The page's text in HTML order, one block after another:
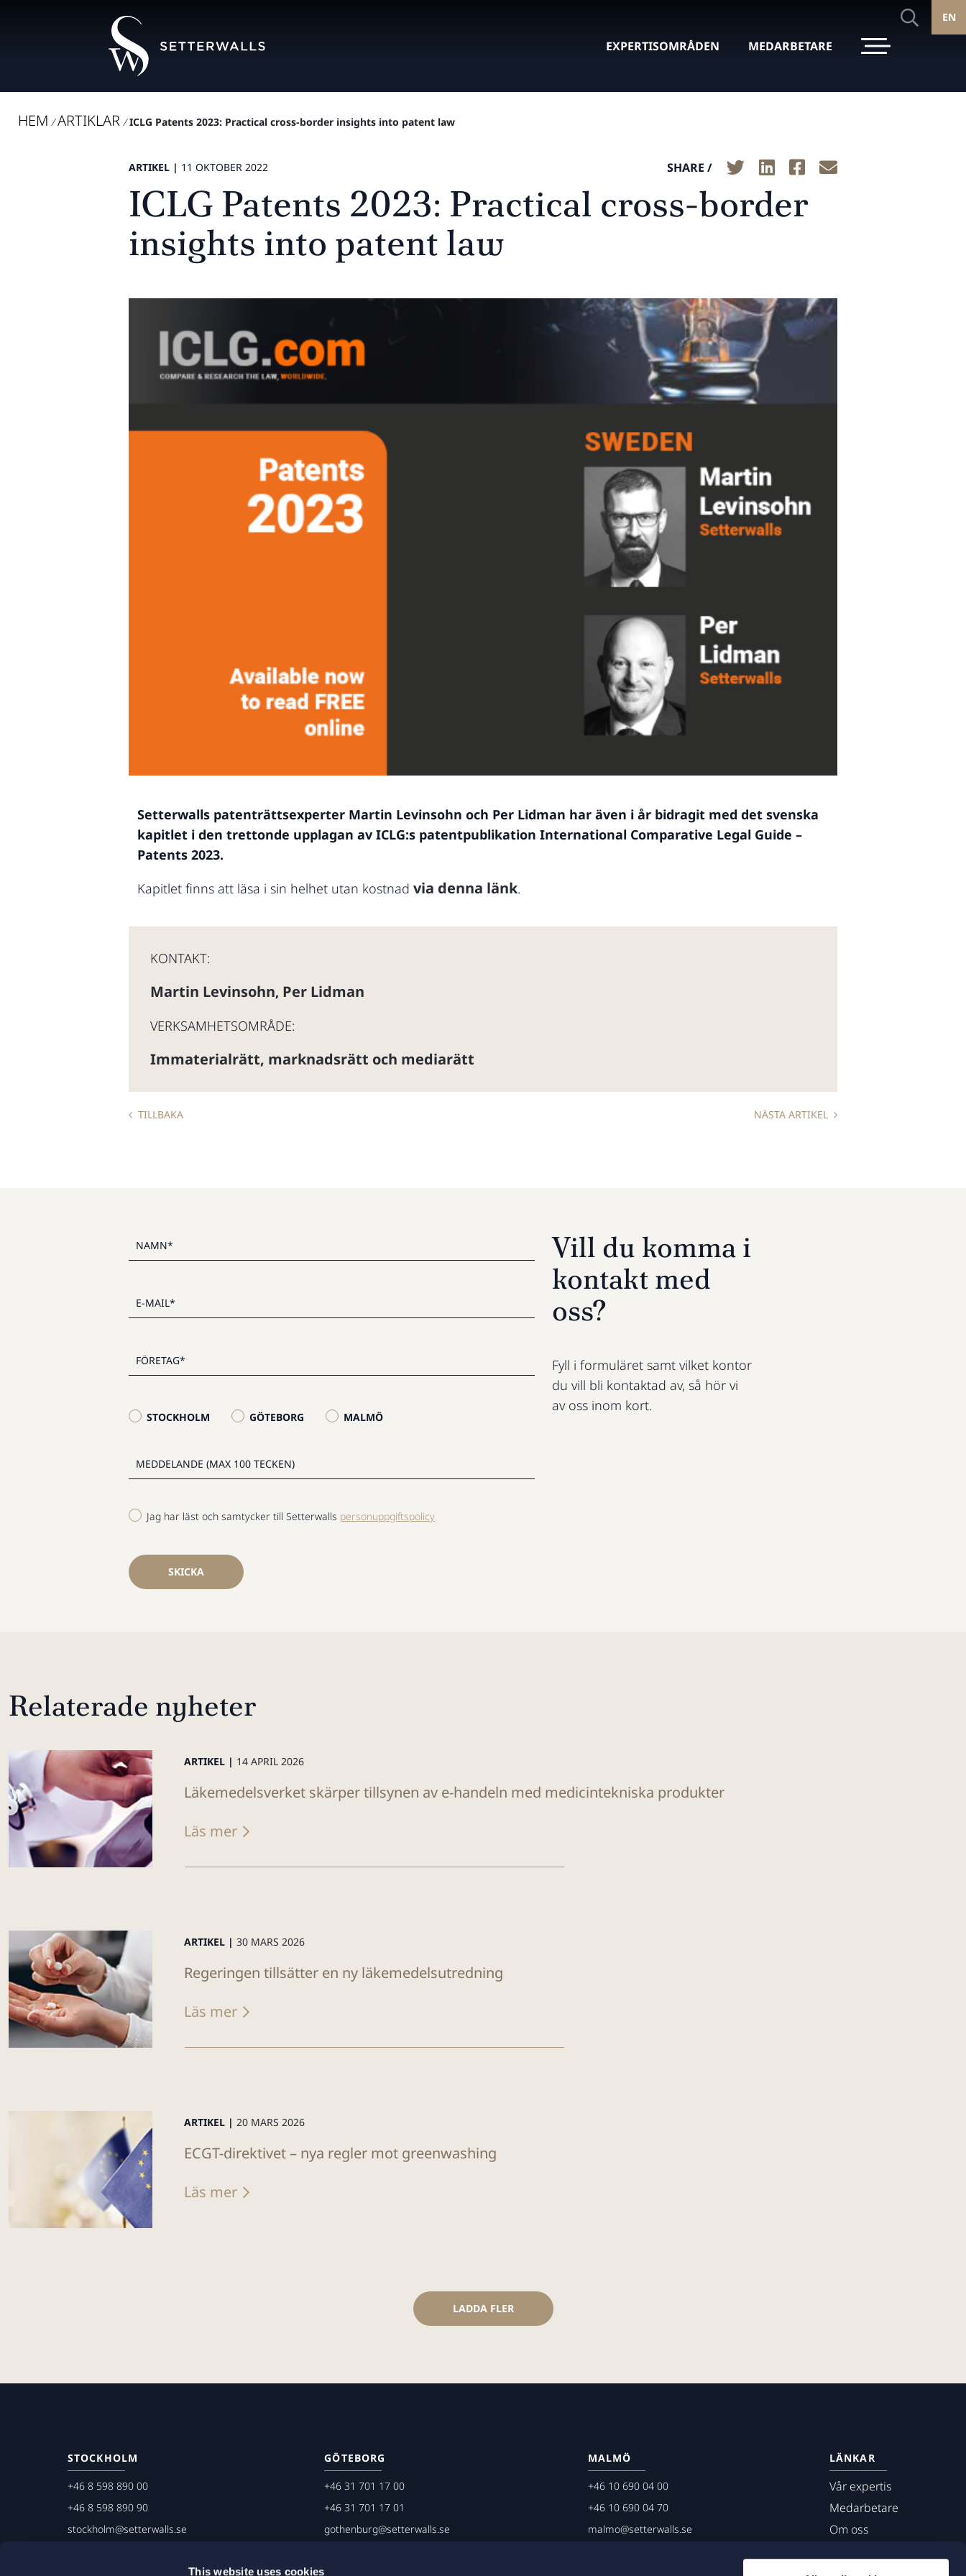
This website uses cookies
EXPERTISOMRÅDEN MEDARBETARE
EN
HEM / ARTIKLAR / ICLG Patents 2023: Practical cross-border insights into patent law
ARTIKEL | 11 OKTOBER 2022 SHARE /
ICLG Patents 2023: Practical cross-border
insights into patent law
Setterwalls patenträttsexperter Martin Levinsohn och Per Lidman har även i år bidragit med det svenska
kapitlet i den trettonde upplagan av ICLG:s patentpublikation International Comparative Legal Guide –
Patents 2023.
Kapitlet finns att läsa i sin helhet utan kostnad via denna länk.
KONTAKT:
Martin Levinsohn, Per Lidman
VERKSAMHETSOMRÅDE:
Immaterialrätt, marknadsrätt och mediarätt
TILLBAKA NÄSTA ARTIKEL
STOCKHOLM GÖTEBORG MALMÖ
Jag har läst och samtycker till Setterwalls personuppgiftspolicy
SKICKA
Vill du komma i
kontakt med
oss?
Fyll i formuläret samt vilket kontor
du vill bli kontaktad av, så hör vi
av oss inom kort.
Relaterade nyheter
ARTIKEL | 14 APRIL 2026
Läkemedelsverket skärper tillsynen av e-handeln med medicintekniska produkter
Läs mer
ARTIKEL | 30 MARS 2026
Regeringen tillsätter en ny läkemedelsutredning
Läs mer
ARTIKEL | 20 MARS 2026
ECGT-direktivet – nya regler mot greenwashing
Läs mer
LADDA FLER
STOCKHOLM
+46 8 598 890 00
+46 8 598 890 90
stockholm@setterwalls.se
GÖTEBORG
+46 31 701 17 00
+46 31 701 17 01
gothenburg@setterwalls.se
MALMÖ
+46 10 690 04 00
+46 10 690 04 70
malmo@setterwalls.se
LÄNKAR
Vår expertis
Medarbetare
Om oss